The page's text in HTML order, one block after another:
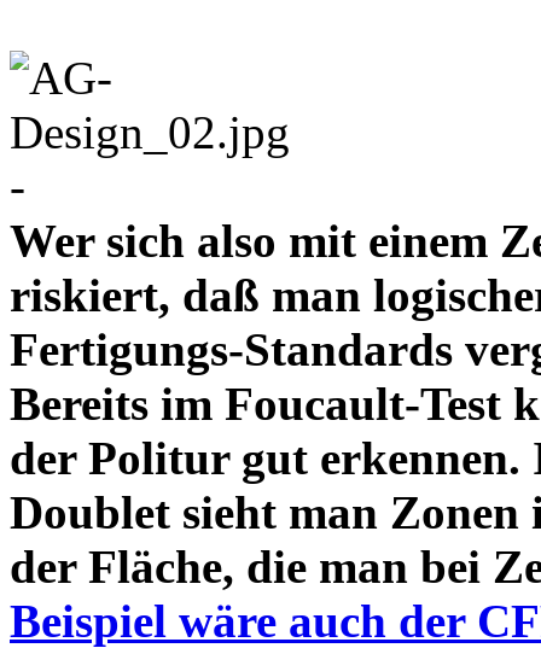
-
Wer sich also mit einem
riskiert, daß man
Fertigungs-Standards
Bereits im Foucault-Test
der Politur gut
Doublet sieht man Zonen
der Fläche, die man bei
Beispiel wäre auch der